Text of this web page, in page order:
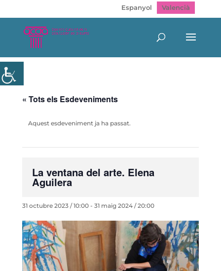
Espanyol Valencià
« Tots els Esdeveniments
Aquest esdeveniment ja ha passat.
La ventana del arte. Elena
Aguilera
31 octubre 2023 / 10:00- 31 maig 2024 / 20:00